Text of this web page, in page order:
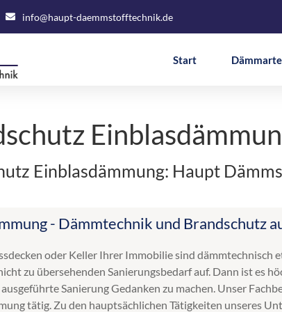
info@haupt-daemmstofftechnik.de
Start
Einblasdämmung: Haupt
- Dämmtechnik und Brandschutz
oder Keller Ihrer Immobilie sind dämmtechnisch
zu übersehenden Sanierungsbedarf auf. Dann ist es
Sanierung Gedanken zu machen. Unser
tätig. Zu den hauptsächlichen Tätigkeiten unseres